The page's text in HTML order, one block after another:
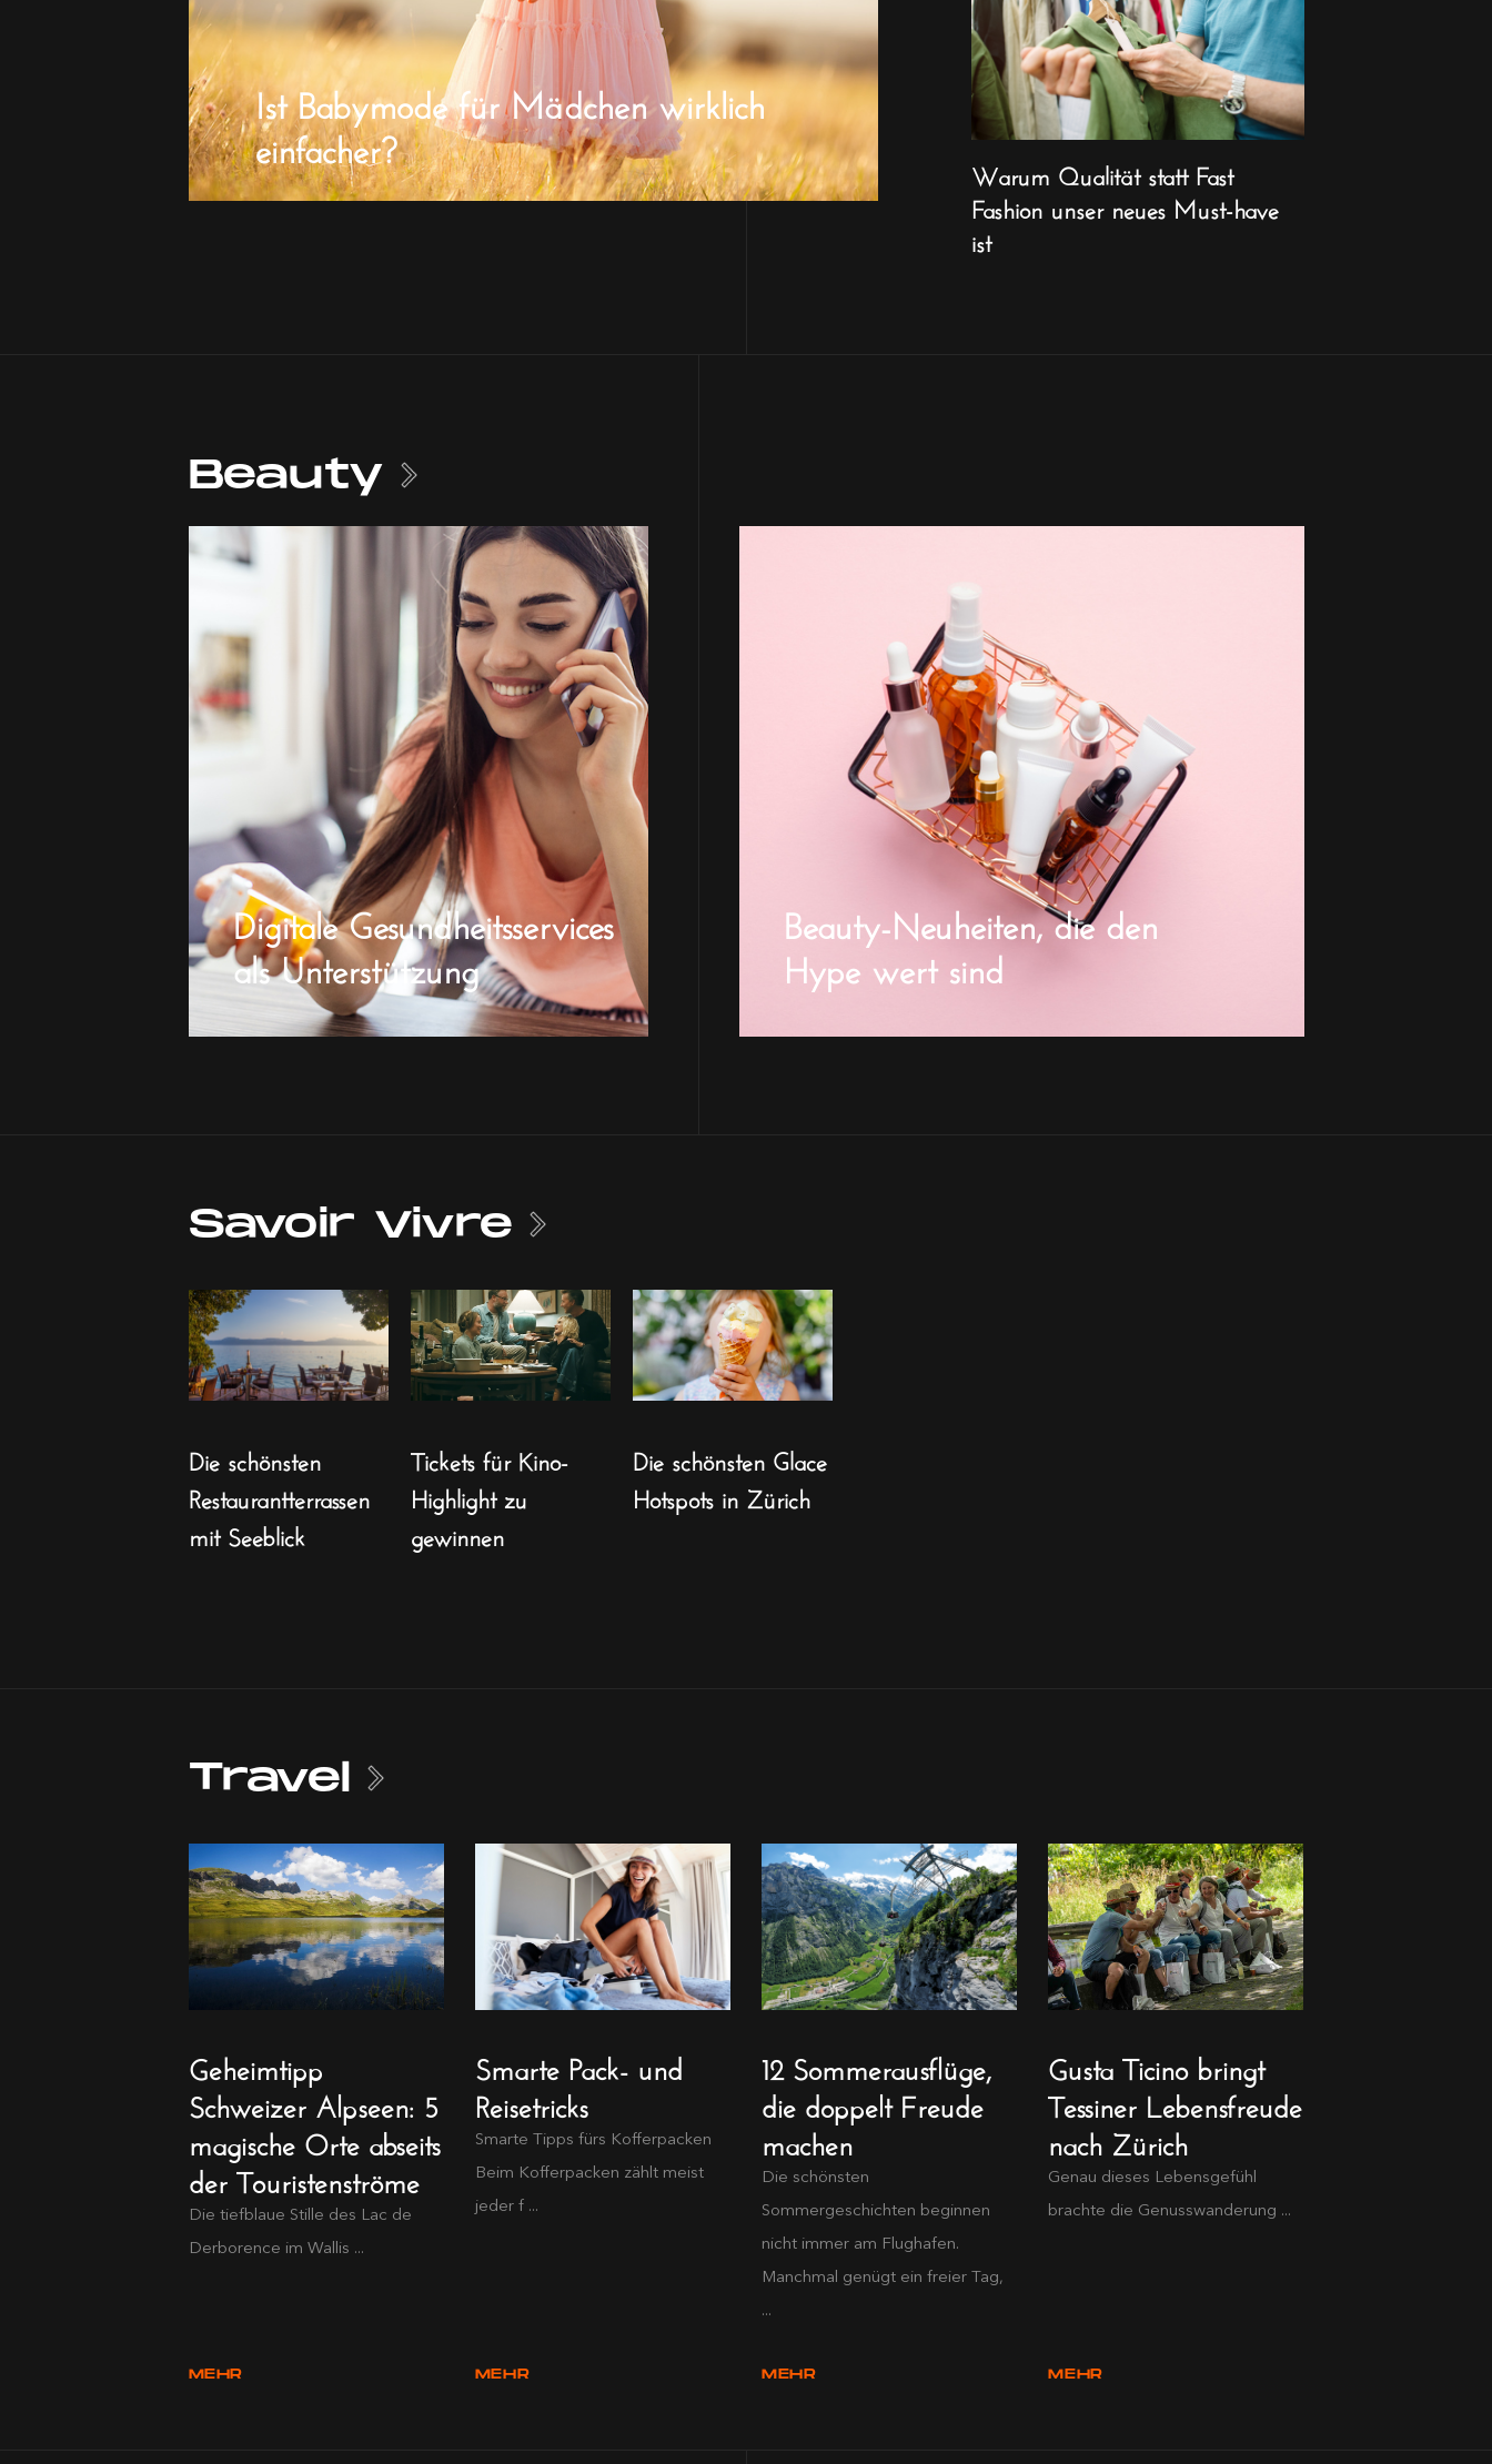
Ist Babymode für Mädchen wirklich
einfacher?
Warum Qualität statt Fast
Fashion unser neues Must-have
ist
Beauty
Digitale Gesundheitsservices
als Unterstützung
Beauty-Neuheiten, die den
Hype wert sind
Savoir Vivre
Die schönsten
Restaurantterrassen
mit Seeblick
Tickets für Kino-
Highlight zu
gewinnen
Die schönsten Glace
Hotspots in Zürich
Travel
Geheimtipp
Schweizer Alpseen: 5
magische Orte abseits
der Touristenströme
Die tiefblaue Stille des Lac de
Derborence im Wallis ...
MEHR
Smarte Pack- und
Reisetricks
Smarte Tipps fürs Kofferpacken
Beim Kofferpacken zählt meist
jeder f ...
MEHR
12 Sommerausflüge,
die doppelt Freude
machen
Die schönsten
Sommergeschichten beginnen
nicht immer am Flughafen.
Manchmal genügt ein freier Tag,
...
MEHR
Gusta Ticino bringt
Tessiner Lebensfreude
nach Zürich
Genau dieses Lebensgefühl
brachte die Genusswanderung ...
MEHR